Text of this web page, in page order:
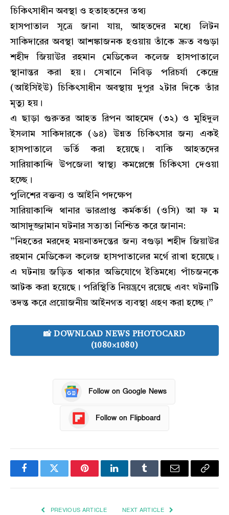
​চিকিৎসাধীন অবস্থা ও হতাহতদের তথ্য
​হাসপাতাল সূত্রে জানা যায়, আহতদের মধ্যে লিটন
সাকিদারের অবস্থা আশঙ্কাজনক হওয়ায় তাঁকে দ্রুত বগুড়া
শহীদ জিয়াউর রহমান মেডিকেল কলেজ হাসপাতালে
স্থানান্তর করা হয়। সেখানে নিবিড় পরিচর্যা কেন্দ্রে
(আইসিইউ) চিকিৎসাধীন অবস্থায় দুপুর ২টার দিকে তাঁর
মৃত্যু হয়।
​এ ছাড়া গুরুতর আহত রিপন আহমেদ (৩২) ও মুহিদুল
ইসলাম সাকিদারকে (৬৪) উন্নত চিকিৎসার জন্য একই
হাসপাতালে ভর্তি করা হয়েছে। বাকি আহতদের
সারিয়াকান্দি উপজেলা স্বাস্থ্য কমপ্লেক্সে চিকিৎসা দেওয়া
হচ্ছে।
​পুলিশের বক্তব্য ও আইনি পদক্ষেপ
​সারিয়াকান্দি থানার ভারপ্রাপ্ত কর্মকর্তা (ওসি) আ ফ ম
আসাদুজ্জামান ঘটনার সত্যতা নিশ্চিত করে জানান:
​”নিহতের মরদেহ ময়নাতদন্তের জন্য বগুড়া শহীদ জিয়াউর
রহমান মেডিকেল কলেজ হাসপাতালের মর্গে রাখা হয়েছে।
এ ঘটনায় জড়িত থাকার অভিযোগে ইতিমধ্যে পাঁচজনকে
আটক করা হয়েছে। পরিস্থিতি নিয়ন্ত্রণে রয়েছে এবং ঘটনাটি
তদন্ত করে প্রয়োজনীয় আইনগত ব্যবস্থা গ্রহণ করা হচ্ছে।”
📸 DOWNLOAD NEWS PHOTOCARD
(1080×1080)
Follow on Google News
Follow on Flipboard
FacebookTwitter PinterestLinkedInTumblr Email
Copy
PREVIOUS ARTICLE NEXT ARTICLE